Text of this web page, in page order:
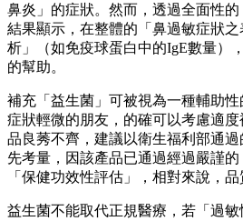
鼻炎」的症狀。然而，透過全面性的
結果顯示，在整體的「鼻過敏症狀
析」（如免疫球蛋白中的IgE數量）
的幫助。
補充「益生菌」可被視為一種輔助
症狀輕微的朋友，的確可以考慮適
品良莠不齊，建議以衛生福利部通
先考量，因該產品已通過經過嚴謹
「保健功效性評估」，相對來說，品
益生菌不能取代正規醫療，若「過